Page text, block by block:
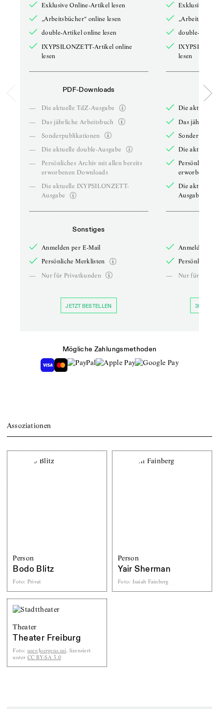
Exklusive Online-Artikel lesen
„Arbeitsbücher“ online lesen
double-Artikel online lesen
IXYPSILONZETT-Artikel online
lesen
PDF-Downloads
—
Die aktuelle TdZ-Ausgabe
—
Das jährliche Arbeitsbuch
—
Sonderpublikationen
—
Die aktuelle double-Ausgabe
—
Persönliches Archiv mit allen bereits
erworbenen Downloads
—
Die aktuelle IXYPSILONZETT-
Ausgabe
Sonstiges
Anmelden per E-Mail
Persönliche Merklisten
—
Nur für Privatkunden
JETZT BESTELLEN
Exklusive
double-
lesen
Die aktuelle
Das jährliche
Die aktuelle
Persönliches
erworbenen
Die aktuelle
Ausgabe
Anmelden
Persönliche
—
Nur für
30 TAGE
Mögliche Zahlungsmethoden
Assoziationen
Person
Bodo Blitz
Foto: Privat
Person
Yair Sherman
Foto: Isaiah Fainberg
Theater
Theater Freiburg
Foto: user:Joergens.mi, lizensiert
unter CC BY-SA 3.0